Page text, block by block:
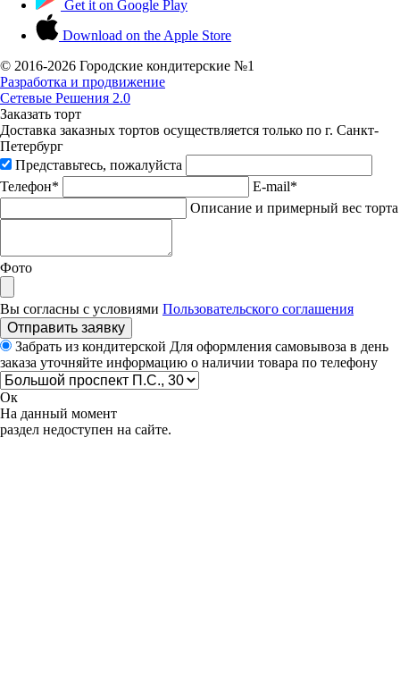
Get it on Google Play
Download on theApple Store
© 2016-2026 Городские кондитерские №1
Разработка и продвижение
Сетевые Решения 2.0
Заказать торт
Доставка заказных тортов осуществляется только по г. Санкт-
Петербург
Представьтесь, пожалуйста
Телефон*
E-mail*
Описание и примерный вес торта
Фото
Вы согласны с условиями Пользовательского соглашения
Отправить заявку
Забрать из кондитерской Для оформления самовывоза в день
заказа уточняйте информацию о наличии товара по телефону
Ок
На данный момент
раздел недоступен на сайте.